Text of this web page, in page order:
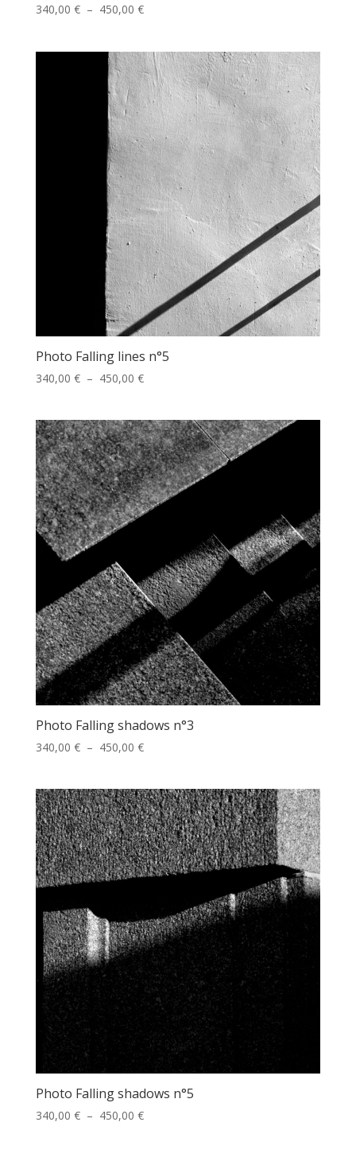
340,00 € – 450,00 €Plage
340,00 €
à
450,00 €
Photo Falling lines n°5
340,00 € – 450,00 €Plage
340,00 €
à
450,00 €
Photo Falling shadows n°3
340,00 € – 450,00 €Plage
340,00 €
à
450,00 €
Photo Falling shadows n°5
340,00 € – 450,00 €Plage